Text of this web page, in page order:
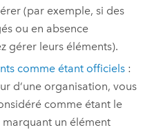
(par exemple, si des
ou en absence
gérer leurs éléments).
comme étant officiels :
d’une organisation, vous
comme étant le
un élément